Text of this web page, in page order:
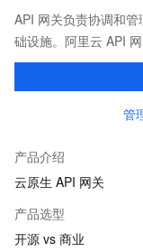
API 网关负责协调和
础设施。阿里云 API
品。
管
产品介绍
云原生 API 网关
产品选型
开源 vs 商业